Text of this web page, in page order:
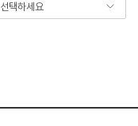
선택하세요